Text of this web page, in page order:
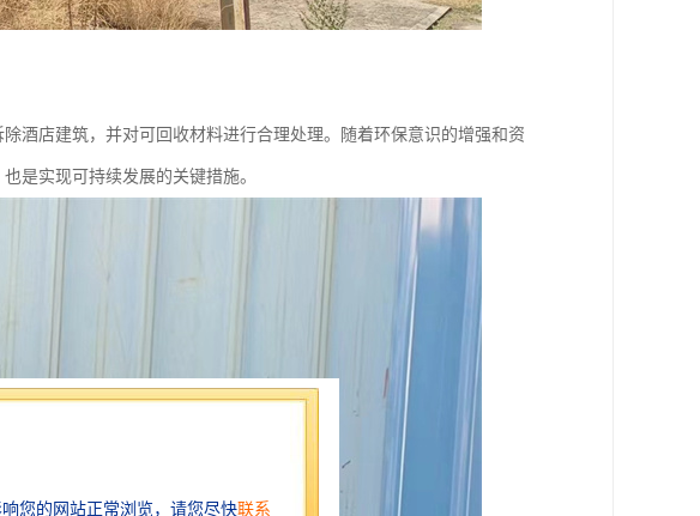
酒店建筑，并对可回收材料进行合理处理。随着环保意识的增强和资
是实现可持续发展的关键措施。